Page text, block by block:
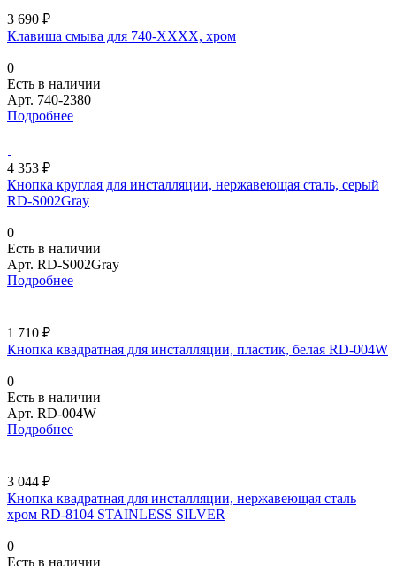
3 690 ₽
Клавиша смыва для 740-ХХХХ, хром
0
Есть в наличии
Арт. 740-2380
Подробнее
4 353 ₽
Кнопка круглая для инсталляции, нержавеющая сталь, серый
RD-S002Gray
0
Есть в наличии
Арт. RD-S002Gray
Подробнее
1 710 ₽
Кнопка квадратная для инсталляции, пластик, белая RD-004W
0
Есть в наличии
Арт. RD-004W
Подробнее
3 044 ₽
Кнопка квадратная для инсталляции, нержавеющая сталь
хром RD-8104 STAINLESS SILVER
0
Есть в наличии